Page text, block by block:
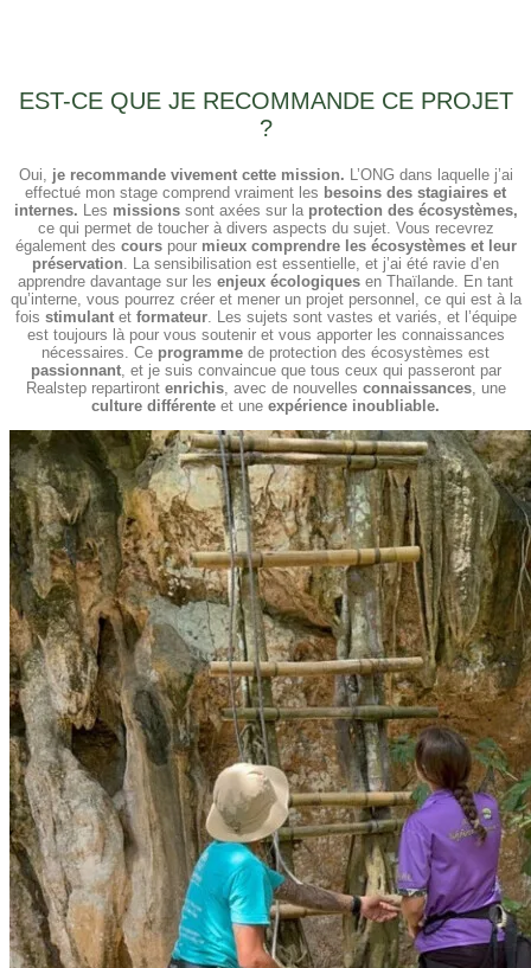
EST-CE QUE JE RECOMMANDE CE PROJET
?
Oui, je recommande vivement cette mission. L’ONG dans laquelle j’ai
effectué mon stage comprend vraiment les besoins des stagiaires et
internes. Les missionssont axées sur la protection des écosystèmes,
ce qui permet de toucher à divers aspects du sujet. Vous recevrez
également des courspourmieux comprendre les écosystèmes et leur
préservation. La sensibilisation est essentielle, et j’ai été ravie d’en
apprendre davantage sur les enjeux écologiques en Thaïlande. En tant
qu’interne, vous pourrez créer et mener un projet personnel, ce qui est à la
fois stimulantet formateur. Les sujets sont vastes et variés, et l’équipe
est toujours là pour vous soutenir et vous apporter les connaissances
nécessaires. Ce programme de protection des écosystèmes est
passionnant, et je suis convaincue que tous ceux qui passeront par
Realstep repartiront enrichis, avec de nouvelles connaissances, une
culture différente et une expérience inoubliable.